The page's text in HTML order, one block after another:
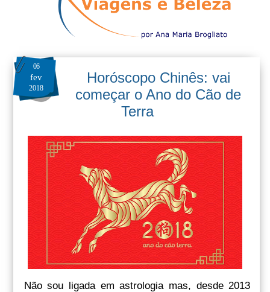
06
fev
2018
Horóscopo Chinês: vai
começar o Ano do Cão de
Terra
Não sou ligada em astrologia mas, desde 2013